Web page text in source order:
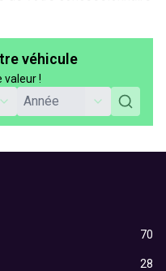
véhicule
valeur !
70
28